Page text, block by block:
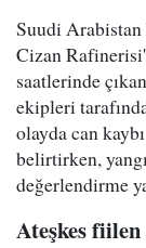
Suudi Arabistan
Cizan
saatlerinde
ekipleri
olayda can
belirtirken,
değerlendirme
Ateşkes